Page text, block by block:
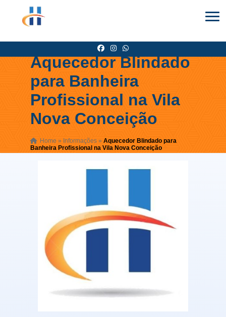
Aquecedor Blindado
para Banheira
Profissional na Vila
Nova Conceição
Home » Informações » Aquecedor Blindado para
Banheira Profissional na Vila Nova Conceição